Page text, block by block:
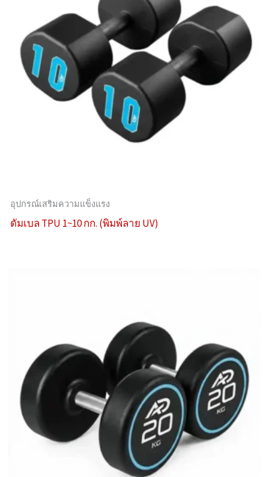
อุปกรณ์เสริมความแข็งแรง
ดัมเบล TPU 1~10 กก. (พิมพ์ลาย UV)